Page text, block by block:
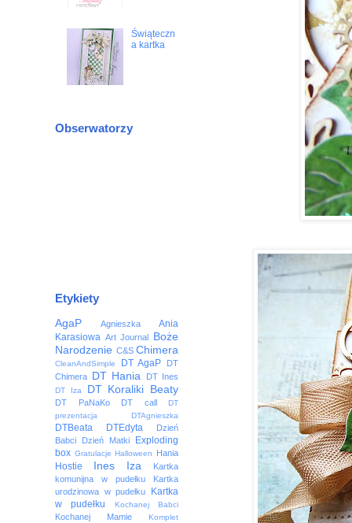
Świąteczn
a kartka
Obserwatorzy
Etykiety
AgaP Agnieszka
Ania
Karasiowa Art Journal
Boże
Narodzenie C&S Chimera
CleanAndSimple DT AgaP
DT
Chimera DT Hania DT Ines
DT Iza DT Koraliki Beaty
DT PaNaKo DT call
DT
prezentacja
DTAgnieszka
DTBeata DTEdyta
Dzień
Babci
Dzień Matki
Exploding
box Gratulacje Halloween Hania
Hostie Ines Iza
Kartka
komunijna w pudełku
Kartka
urodzinowa w pudełku
Kartka
w pudełku
Kochanej Babci
Kochanej Mamie
Komplet